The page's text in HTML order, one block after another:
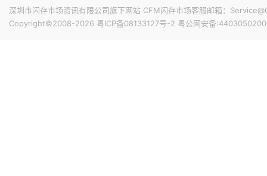
深圳市闪存市场资讯有限公司旗下网站 CFM闪存市场客服邮箱：
Copyright©2008-2026 粤ICP备08133127号-2 粤公网安备